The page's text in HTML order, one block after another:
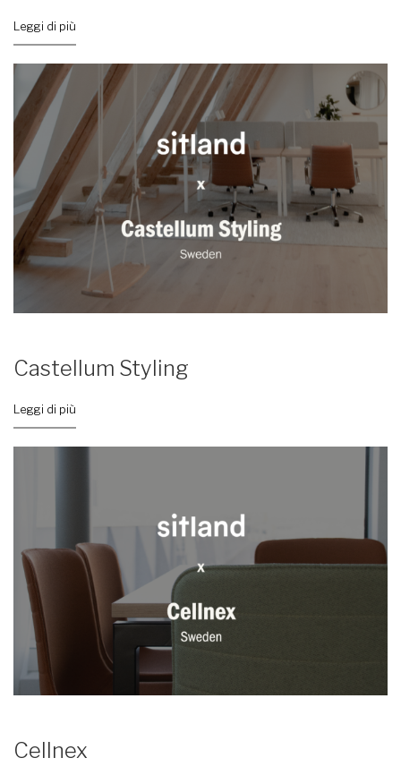
Leggi di più
Castellum Styling
Leggi di più
Cellnex